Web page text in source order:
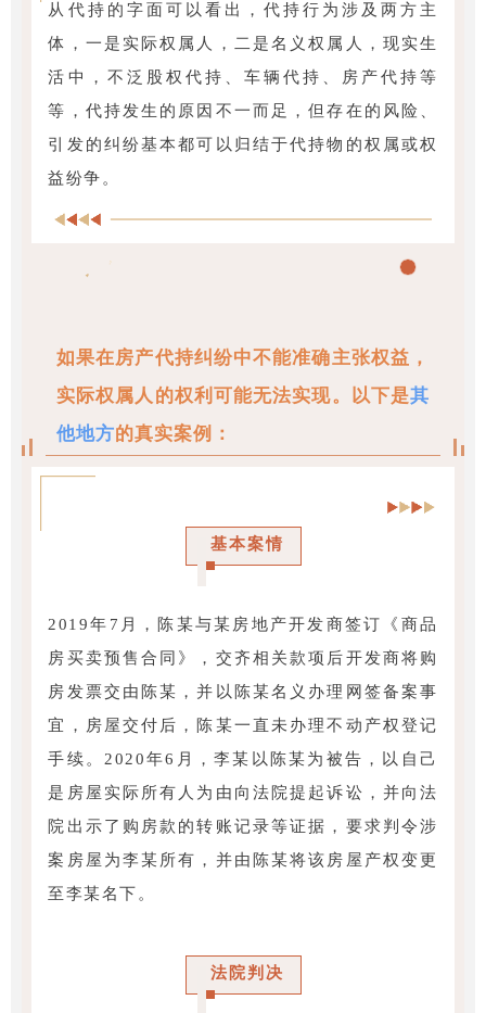
从代持的字面可以看出，代持行为涉及两方主
体，一是实际权属人，二是名义权属人，现实生
活中，不泛股权代持、车辆代持、房产代持等
等，代持发生的原因不一而足，但存在的风险、
引发的纠纷基本都可以归结于代持物的权属或权
益纷争。
如果在房产代持纠纷中不能准确主张权益，
实际权属人的权利可能无法实现。 以下是其
他地方的真实案例：
基本案情
2019年7月，陈某与某房地产开发商签订《商品
房买卖预售合同》，交齐相关款项后开发商将购
房发票交由陈某，并以陈某名义办理网签备案事
宜，房屋交付后，陈某一直未办理不动产权登记
手续。2020年6月，李某以陈某为被告，以自己
是房屋实际所有人为由向法院提起诉讼，并向法
院出示了购房款的转账记录等证据，要求判令涉
案房屋为李某所有，并由陈某将该房屋产权变更
至李某名下。
法院判决